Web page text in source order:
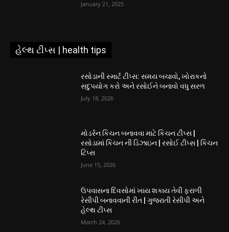
January 21, 2025
હેલ્થ ટીપ્સ | health tips
રસોડાની સ્માર્ટ ટીપ્સ: સમય બચાવો, ખોરાકનો
સદુપયોગ કરો અને રસોઈને બનાવો વધુ સરળ
July 18, 2026
મોડર્રન કિચન બનાવવા માટે કિચન ટીપ્સ |
રસોડામાં કિચન ની ડિઝાઇન | રસોઈ ટીપ્સ | કિચન
ટિપ્સ
June 15, 2026
ઉપવાસના દિવસોમાં ખાય શકાય તેવી ફરાળી
રેસીપી બનાવવાની રીત | ગુજરાતી રેસીપી અને
હેલ્થ ટીપ્સ
March 24, 2026